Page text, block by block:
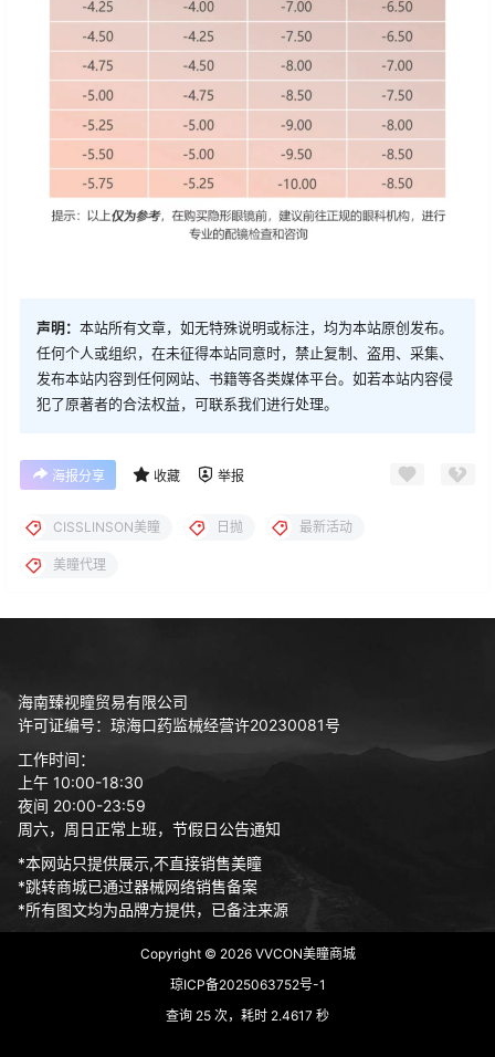
声明： 本站所有文章，如无特殊说明或标注，均为本站原创发布。
任何个人或组织，在未征得本站同意时，禁止复制、盗用、采集、
发布本站内容到任何网站、书籍等各类媒体平台。如若本站内容侵
犯了原著者的合法权益，可联系我们进行处理。
海报分享 收藏 举报
CISSLINSON美瞳 日抛 最新活动
美瞳代理
海南臻视瞳贸易有限公司
许可证编号：琼海口药监械经营许20230081号
工作时间：
上午 10:00-18:30
夜间 20:00-23:59
周六，周日正常上班，节假日公告通知
*本网站只提供展示,不直接销售美瞳
*跳转商城已通过器械网络销售备案
*所有图文均为品牌方提供，已备注来源
Copyright © 2026VVCON美瞳商城
琼ICP备2025063752号-1
查询 25 次，耗时 2.4617 秒